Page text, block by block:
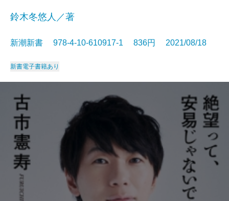
鈴木冬悠人／著
新潮新書 978-4-10-610917-1 836円 2021/08/18
新書電子書籍あり